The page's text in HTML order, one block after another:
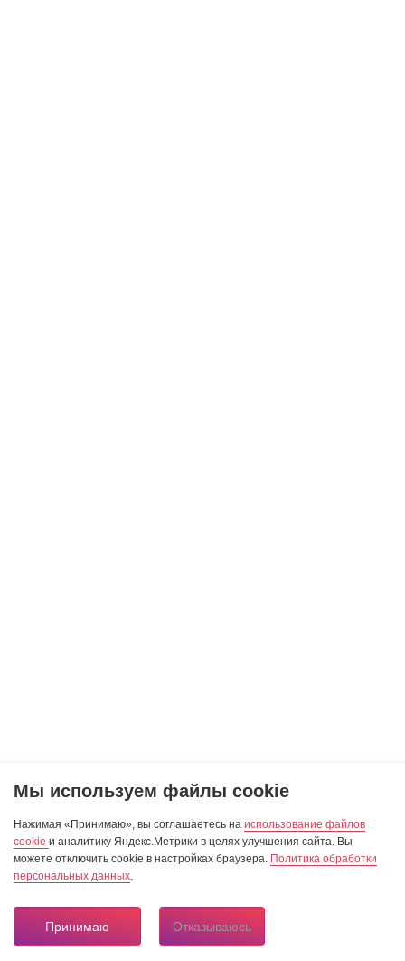
Мы используем файлы cookie
Нажимая «Принимаю», вы соглашаетесь на использование файлов
cookie и аналитику Яндекс.Метрики в целях улучшения сайта. Вы
можете отключить cookie в настройках браузера. Политика обработки
персональных данных.
Принимаю Отказываюсь